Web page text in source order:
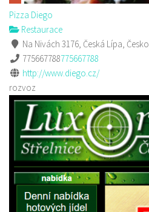
Pizza Diego
Restaurace
Na Nivách 3176, Česká Lípa, Česko
775667788775667788
http://www.diego.cz/
rozvoz